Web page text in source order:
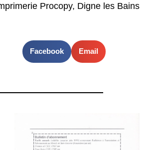
Procopy, Digne les Bains
Facebook Email